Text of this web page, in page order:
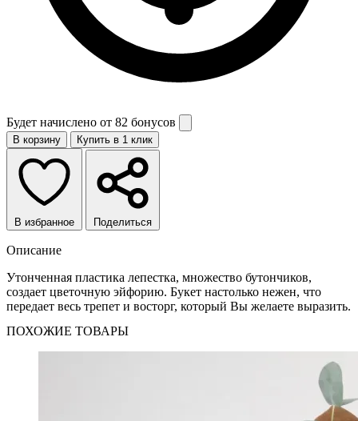
Будет начислено от 82 бонусов
В корзину Купить в 1 клик
В избранное Поделиться
Описание
Утонченная пластика лепестка, множество бутончиков,
создает цветочную эйфорию. Букет настолько нежен, что
передает весь трепет и восторг, который Вы желаете выразить.
ПОХОЖИЕ ТОВАРЫ